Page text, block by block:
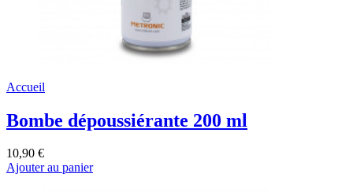
Accueil
Bombe dépoussiérante 200 ml
10,90 €
Ajouter au panier